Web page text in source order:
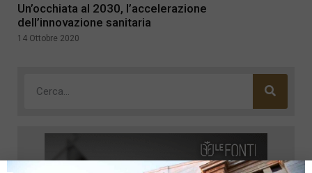
Un’occhiata al 2030, l’accelerazione
dell’innovazione sanitaria
14 Ottobre 2020